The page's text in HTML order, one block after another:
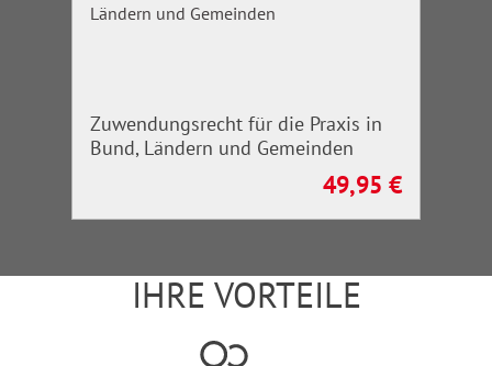
Zuwendungsrecht für die Praxis in
Bund, Ländern und Gemeinden
Regulärer Preis:
49,95 €
IHRE VORTEILE